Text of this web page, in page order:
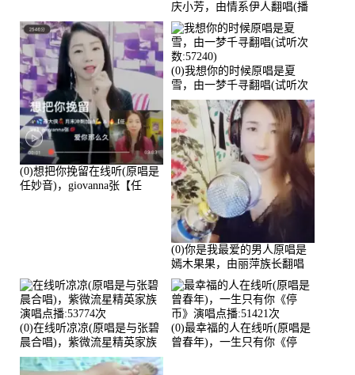
庆小芳，由情系伊人翻唱(播
放:72036)
(0)想把你挽留在线听(原唱是
任妙音)，giovanna张【任
(0)我想你的时候原唱是夏
雪，由一梦千寻翻唱(试听次
数:57240)
(0)你是我最爱的男人原唱是
嫣木果果，由丽萍族长翻唱
(播放:56258)
(0)在线听凉凉(原唱是与张碧
晨合唱)，紫微流星精英家族
演唱点播:53774次
(0)最幸福的人在线听(原唱是
曾春年)，一生只有你《停